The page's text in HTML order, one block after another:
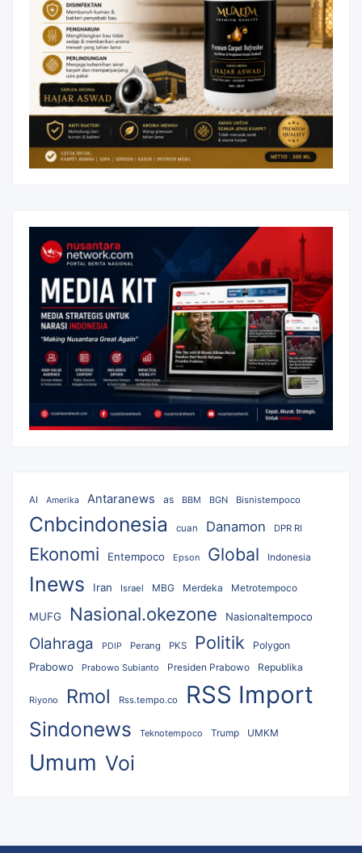
AI Amerika Antaranews as BBM BGN Bisnistempoco
Cnbcindonesia cuan Danamon DPR RI
Ekonomi Entempoco Epson Global Indonesia
Inews Iran Israel MBG Merdeka Metrotempoco
MUFG Nasional.okezone Nasionaltempoco
Olahraga PDIP Perang PKS Politik Polygon
Prabowo Prabowo Subianto Presiden Prabowo Republika
Riyono Rmol Rss.tempo.co RSS Import
Sindonews Teknotempoco Trump UMKM
Umum Voi